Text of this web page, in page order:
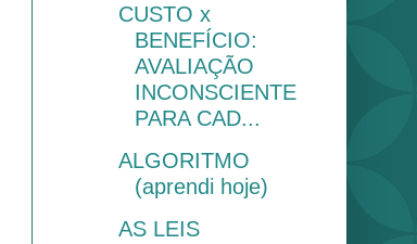
CUSTO x
BENEFÍCIO:
AVALIAÇÃO
INCONSCIENTE
PARA CAD...
ALGORITMO
(aprendi hoje)
AS LEIS